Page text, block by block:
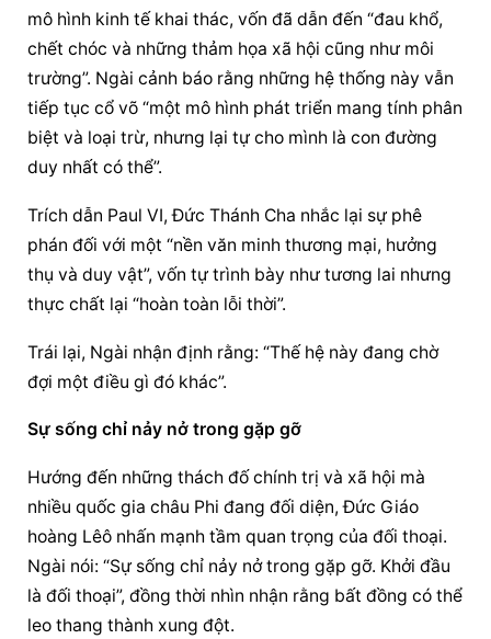
mô hình kinh tế khai thác, vốn đã dẫn đến “đau khổ,
chết chóc và những thảm họa xã hội cũng như môi
trường”. Ngài cảnh báo rằng những hệ thống này vẫn
tiếp tục cổ võ “một mô hình phát triển mang tính phân
biệt và loại trừ, nhưng lại tự cho mình là con đường
duy nhất có thể”.
Trích dẫn Paul VI, Đức Thánh Cha nhắc lại sự phê
phán đối với một “nền văn minh thương mại, hưởng
thụ và duy vật”, vốn tự trình bày như tương lai nhưng
thực chất lại “hoàn toàn lỗi thời”.
Trái lại, Ngài nhận định rằng: “Thế hệ này đang chờ
đợi một điều gì đó khác”.
Sự sống chỉ nảy nở trong gặp gỡ
Hướng đến những thách đố chính trị và xã hội mà
nhiều quốc gia châu Phi đang đối diện, Đức Giáo
hoàng Lêô nhấn mạnh tầm quan trọng của đối thoại.
Ngài nói: “Sự sống chỉ nảy nở trong gặp gỡ. Khởi đầu
là đối thoại”, đồng thời nhìn nhận rằng bất đồng có thể
leo thang thành xung đột.